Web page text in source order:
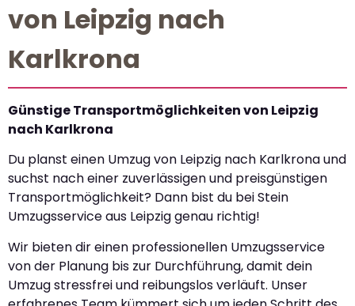
von Leipzig nach
Karlkrona
Günstige Transportmöglichkeiten von Leipzig
nach Karlkrona
Du planst einen Umzug von Leipzig nach Karlkrona und
suchst nach einer zuverlässigen und preisgünstigen
Transportmöglichkeit? Dann bist du bei Stein
Umzugsservice aus Leipzig genau richtig!
Wir bieten dir einen professionellen Umzugsservice
von der Planung bis zur Durchführung, damit dein
Umzug stressfrei und reibungslos verläuft. Unser